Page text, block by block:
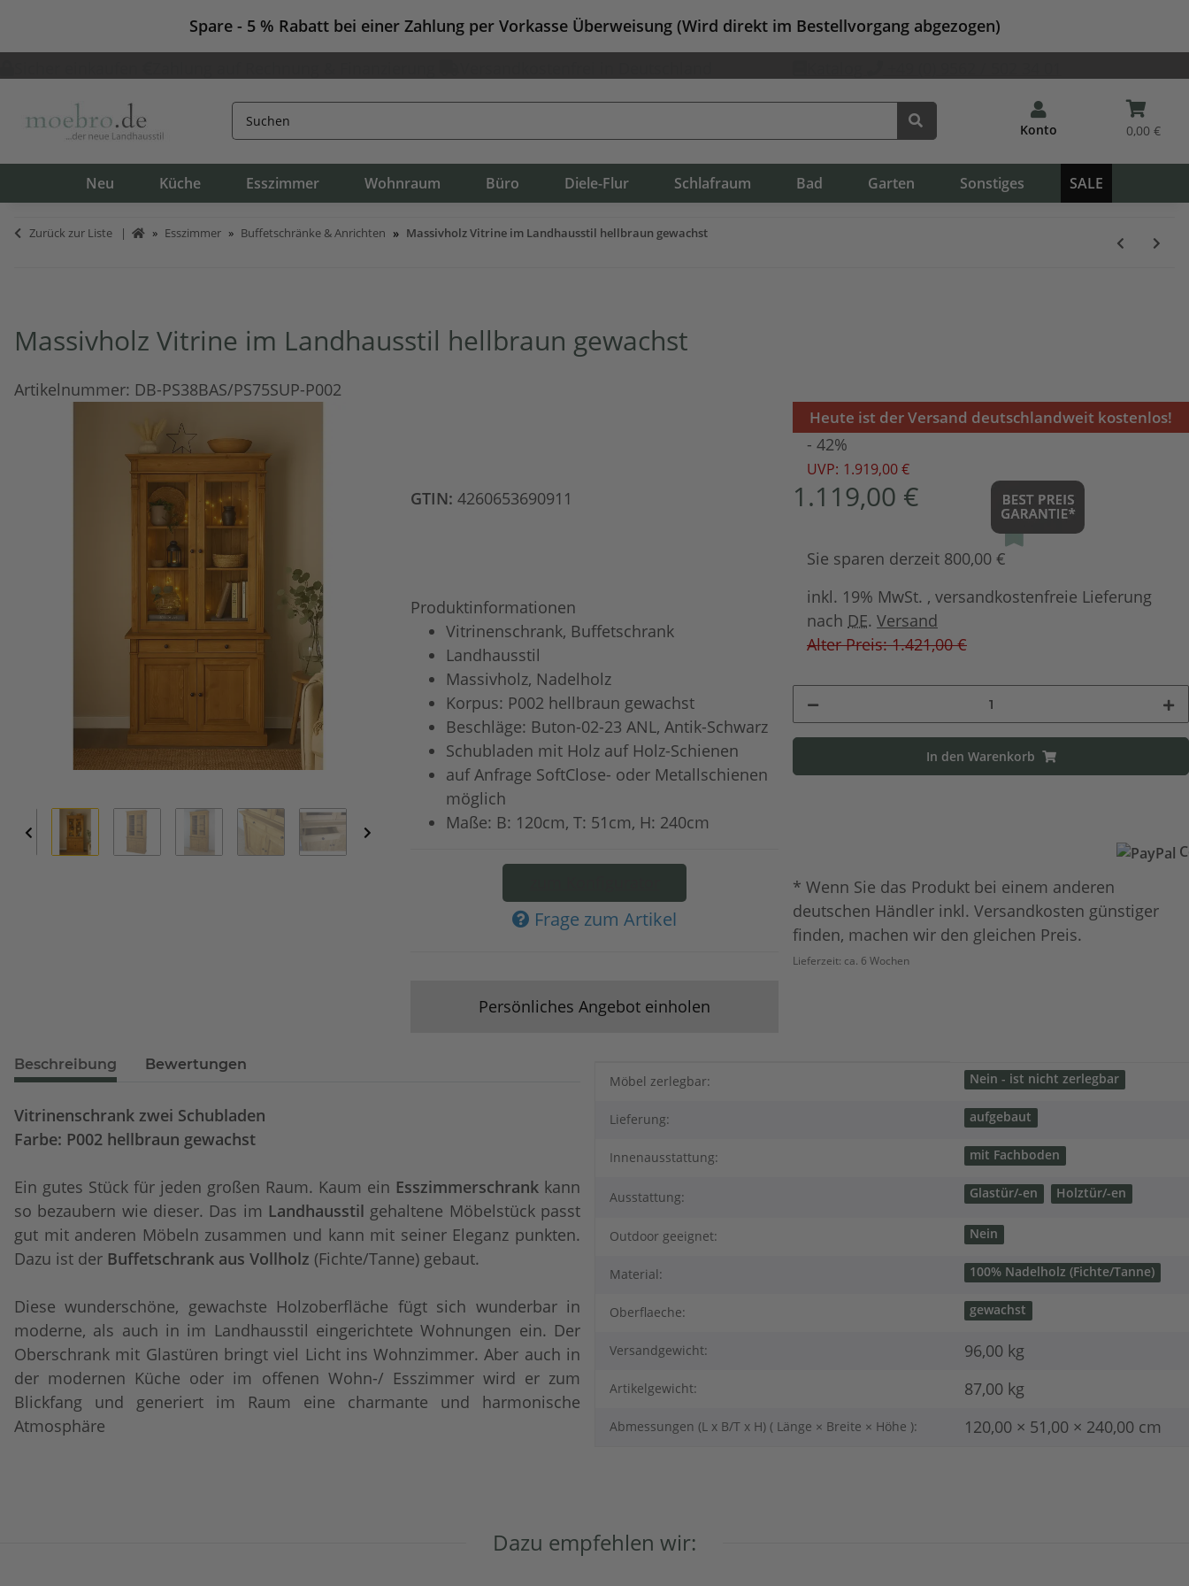
Spare - 5 % Rabatt bei einer Zahlung per Vorkasse Überweisung (Wird direkt im Bestellvorgang abgezogen)
Konto 0,00 €
Neu Küche Esszimmer Wohnraum Büro Diele-Flur Schlafraum Bad Garten Sonstiges SALE
Zurück zur Liste Esszimmer Buffetschränke & Anrichten Massivholz Vitrine im Landhausstil hellbraun gewachst
Massivholz Vitrine im Landhausstil hellbraun gewachst
Artikelnummer: DB-PS38BAS/PS75SUP-P002
GTIN: 4260653690911
Produktinformationen
Vitrinenschrank, Buffetschrank
Landhausstil
Massivholz, Nadelholz
Korpus: P002 hellbraun gewachst
Beschläge: Buton-02-23 ANL, Antik-Schwarz
Schubladen mit Holz auf Holz-Schienen
auf Anfrage SoftClose- oder Metallschienen
möglich
Maße: B: 120cm, T: 51cm, H: 240cm
Frage zum Artikel
Persönliches Angebot einholen
Heute ist der Versand deutschlandweit kostenlos!
- 42%
UVP: 1.919,00 €
1.119,00 €
Sie sparen derzeit 800,00 €
inkl. 19% MwSt. , versandkostenfreie Lieferung
nach DE. Versand
Alter Preis: 1.421,00 €
In den Warenkorb
* Wenn Sie das Produkt bei einem anderen
deutschen Händler inkl. Versandkosten günstiger
finden, machen wir den gleichen Preis.
Lieferzeit: ca. 6 Wochen
Beschreibung Bewertungen
Vitrinenschrank zwei Schubladen
Farbe: P002 hellbraun gewachst
Ein gutes Stück für jeden großen Raum. Kaum ein Esszimmerschrank kann
so bezaubern wie dieser. Das im Landhausstil gehaltene Möbelstück passt
gut mit anderen Möbeln zusammen und kann mit seiner Eleganz punkten.
Dazu ist der Buffetschrank aus Vollholz (Fichte/Tanne) gebaut.
Diese wunderschöne, gewachste Holzoberfläche fügt sich wunderbar in
moderne, als auch in im Landhausstil eingerichtete Wohnungen ein. Der
Oberschrank mit Glastüren bringt viel Licht ins Wohnzimmer. Aber auch in
der modernen Küche oder im offenen Wohn-/ Esszimmer wird er zum
Blickfang und generiert im Raum eine charmante und harmonische
Atmosphäre
Produkteigenschaft
Wert
Möbel zerlegbar: Nein - ist nicht zerlegbar
Lieferung: aufgebaut
Innenausstattung: mit Fachboden
Ausstattung: Glastür/-en Holztür/-en
Outdoor geeignet: Nein
Material: 100% Nadelholz (Fichte/Tanne)
Oberflaeche: gewachst
Versandgewicht: 96,00 kg
Artikelgewicht: 87,00 kg
Abmessungen (L x B/T x H) ( Länge × Breite × Höhe ): 120,00 × 51,00 × 240,00 cm
Dazu empfehlen wir: